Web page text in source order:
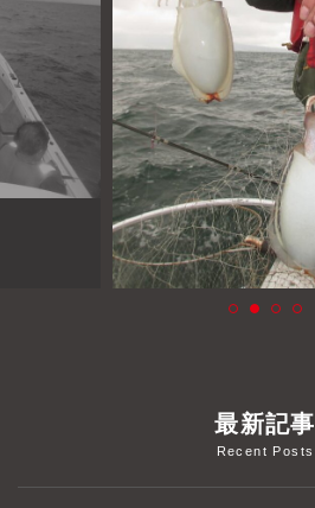
プライバシーポリシー
お問い合わせ
お知らせ
最新記事
Recent Posts